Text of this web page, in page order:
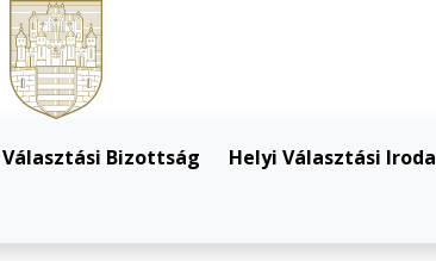
Bizottság
Helyi Választási Iroda